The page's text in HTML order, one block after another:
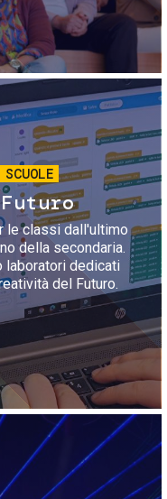
le classi dall'ultimo
della secondaria.
laboratori dedicati
del Futuro.